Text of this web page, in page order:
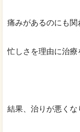
痛みがあるのにも関
忙しさを理由に治療
結果、治りが悪くな